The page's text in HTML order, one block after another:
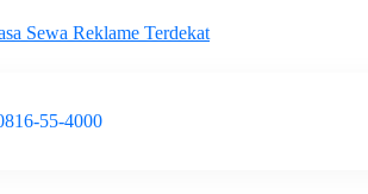
Sewa Reklame Terdekat
55-4000